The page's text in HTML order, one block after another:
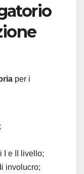
per i
I e II livello;
involucro;